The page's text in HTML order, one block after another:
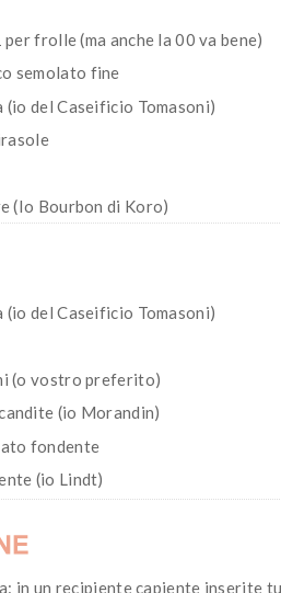
frolle (ma anche la 00 va bene)
semolato fine
del Caseificio Tomasoni)
(Io Bourbon di Koro)
del Caseificio Tomasoni)
(o vostro preferito)
(io Morandin)
fondente
(io Lindt)
in un recipiente capiente inserite